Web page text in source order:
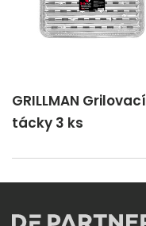
GRILLMAN Grilovací
tácky 3 ks